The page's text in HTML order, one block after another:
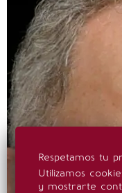
Respetamos tu
Utilizamos
y mostrarte